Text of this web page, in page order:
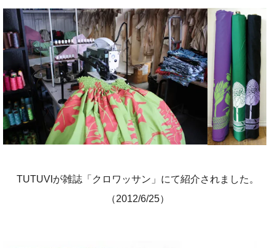
TUTUVIが雑誌「クロワッサン」にて紹介されました。
（2012/6/25）